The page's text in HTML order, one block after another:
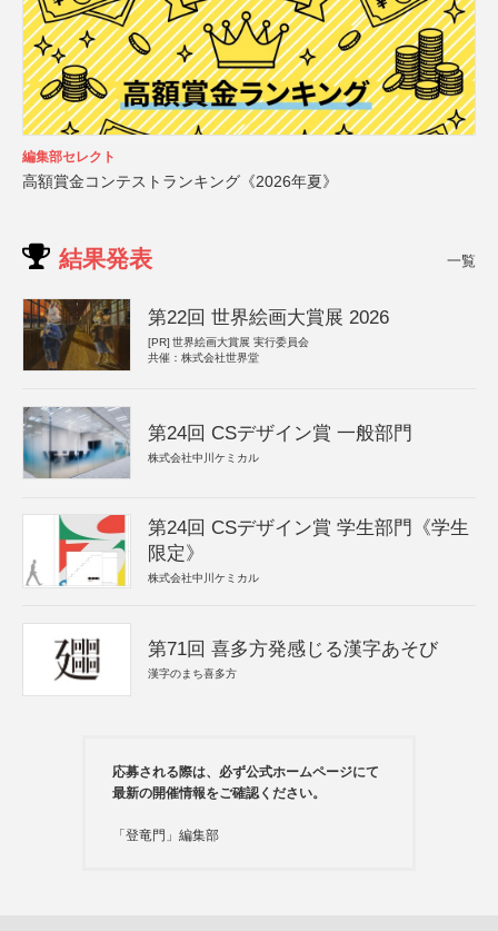
編集部セレクト
高額賞金コンテストランキング《2026年夏》
結果発表 一覧
第22回 世界絵画大賞展 2026
[PR] 世界絵画大賞展 実行委員会
共催：株式会社世界堂
第24回 CSデザイン賞 一般部門
株式会社中川ケミカル
第24回 CSデザイン賞 学生部門《学生
限定》
株式会社中川ケミカル
第71回 喜多方発感じる漢字あそび
漢字のまち喜多方
応募される際は、必ず公式ホームページにて
最新の開催情報をご確認ください。
「登竜門」編集部